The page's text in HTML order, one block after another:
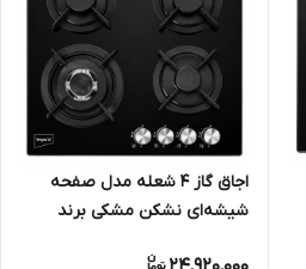
اجاق گاز ۴ شعله مدل صفحه
شیشه‌ای نشکن مشکی برند